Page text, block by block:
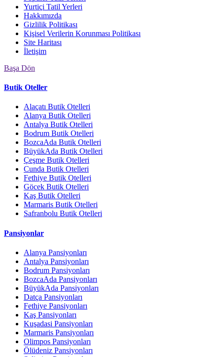
Yurtiçi Tatil Yerleri
Hakkımızda
Gizlilik Politikası
Kişisel Verilerin Korunması Politikası
Site Haritası
İletişim
Başa Dön
Butik Oteller
Alaçatı Butik Otelleri
Alanya Butik Otelleri
Antalya Butik Otelleri
Bodrum Butik Otelleri
BozcaAda Butik Otelleri
BüyükAda Butik Otelleri
Çeşme Butik Otelleri
Cunda Butik Otelleri
Fethiye Butik Otelleri
Göcek Butik Otelleri
Kaş Butik Otelleri
Marmaris Butik Otelleri
Safranbolu Butik Otelleri
Pansiyonlar
Alanya Pansiyonları
Antalya Pansiyonları
Bodrum Pansiyonları
BozcaAda Pansiyonları
BüyükAda Pansiyonları
Datça Pansiyonları
Fethiye Pansiyonları
Kaş Pansiyonları
Kuşadasi Pansiyonları
Marmaris Pansiyonları
Olimpos Pansiyonları
Ölüdeniz Pansiyonları